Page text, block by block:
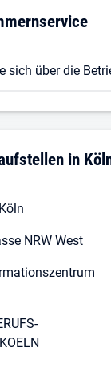
sich über die
in
NRW West